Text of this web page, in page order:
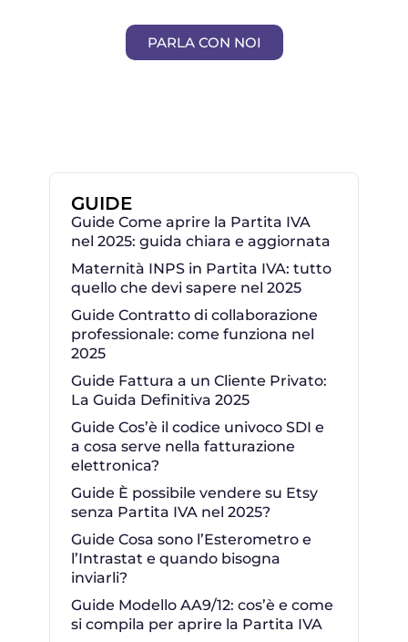
PARLA CON NOI
GUIDE
Guide Come aprire la Partita IVA
nel 2025: guida chiara e aggiornata
Maternità INPS in Partita IVA: tutto
quello che devi sapere nel 2025
Guide Contratto di collaborazione
professionale: come funziona nel
2025
Guide Fattura a un Cliente Privato:
La Guida Definitiva 2025
Guide Cos’è il codice univoco SDI e
a cosa serve nella fatturazione
elettronica?
Guide È possibile vendere su Etsy
senza Partita IVA nel 2025?
Guide Cosa sono l’Esterometro e
l’Intrastat e quando bisogna
inviarli?
Guide Modello AA9/12: cos’è e come
si compila per aprire la Partita IVA